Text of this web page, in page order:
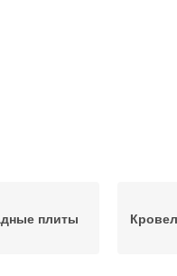
плиты